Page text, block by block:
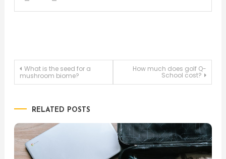
Post
What is the seed for a
mushroom biome?
How much does golf Q-
School cost?
RELATED POSTS